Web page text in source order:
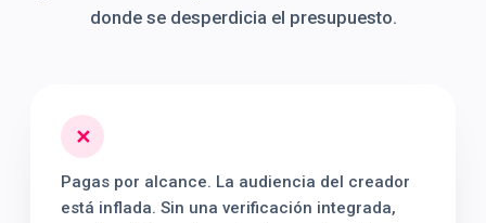
donde se desperdicia el presupuesto.
✕
Pagas por alcance. La audiencia del creador
está inflada. Sin una verificación integrada,